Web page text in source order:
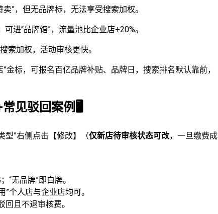
”，但无品牌标，无法享受搜索加权。
进“品牌馆”，流量池比企业店+20%。
索加权，活动审核更快。
标，可报名百亿品牌补贴、品牌日，搜索排名默认靠前，
见驳回案例🖥️
”右侧点击【修改】（仅新店待审核状态可改，一旦缴费成
“无品牌”即白牌。
”个人店与企业店均可。
回且不退审核费。